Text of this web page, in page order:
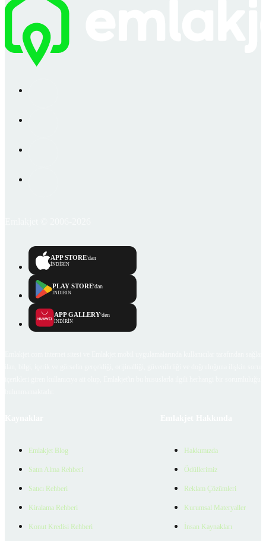
APP STORE'dan
İNDİRİN
PLAY STORE'dan
İNDİRİN
APP GALLERY'den
İNDİRİN
Emlakjet Blog
Satın Alma Rehberi
Satıcı Rehberi
Kiralama Rehberi
Konut Kredisi Rehberi
Hakkımızda
Ödüllerimiz
Reklam Çözümleri
Kurumsal Materyaller
İnsan Kaynakları